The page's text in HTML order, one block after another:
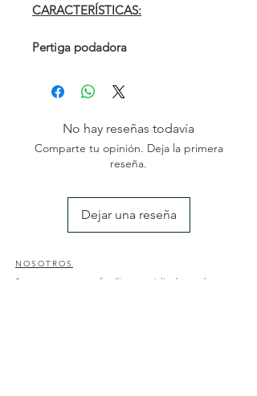
CARACTERÍSTICAS:
Pertiga podadora
▪ Longitud: 2100 - 2920 mm
▪ Podadora: 8” - 3/8 BP - 33E -
Oregon
▪ Arnés bandolera incluido
▪ Peso: 3,9 Kg
No hay reseñas todavía
Comparte tu opinión. Deja la primera
reseña.
Dejar una reseña
NOSOTROS
Somos una empresa familiar especializada en el sector